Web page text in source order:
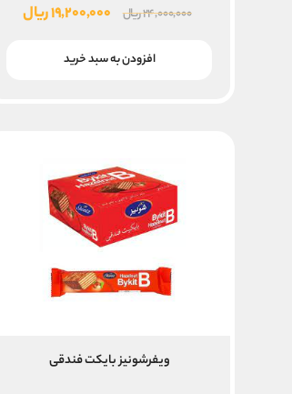
۲۴,۰۰۰,۰۰۰ریال
قیمت
۱۹,۲۰۰,۰۰۰ریالقیمت
افزودن به سبد خرید
ویفرشونیز بایکت فندقی